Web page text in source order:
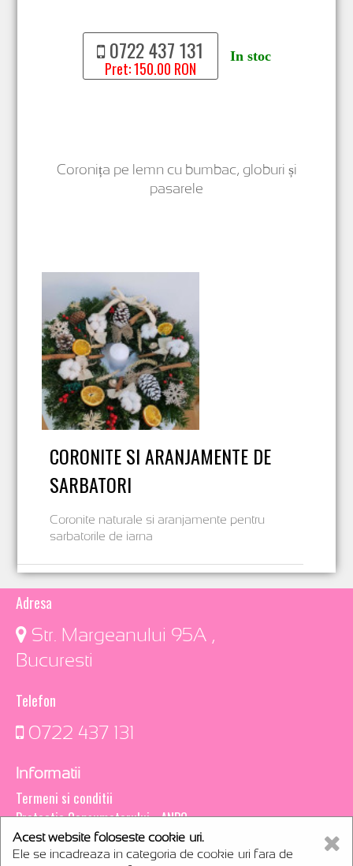
0722 437 131
Pret: 150.00 RON
In stoc
Coronița pe lemn cu bumbac, globuri și
pasarele
CORONITE SI ARANJAMENTE DE
SARBATORI
Coronite naturale si aranjamente pentru
sarbatorile de iarna
Adresa
​ Str. Margeanului 95A ,
Bucuresti
Telefon
0722 437 131
Informatii
Termeni si conditii
Protectia Consumatorului - ANPC
Creare magazin online
webCsoft
Acest website foloseste cookie-uri.
Ele se incadreaza in categoria de cookie-uri fara de